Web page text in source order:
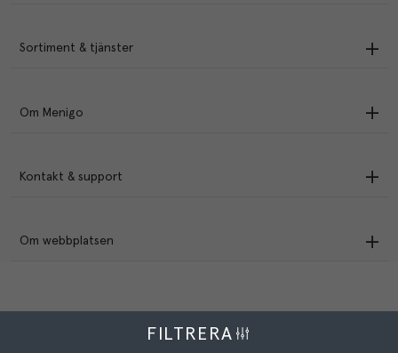
FILTRERA
Sortiment & tjänster
Om Menigo
Kontakt & support
Om webbplatsen
Menigo Foodservice AB